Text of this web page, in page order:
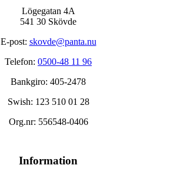
Lögegatan 4A
541 30 Skövde
E-post: skovde@panta.nu
Telefon: 0500-48 11 96
Bankgiro: 405-2478
Swish: 123 510 01 28
Org.nr: 556548-0406
Information